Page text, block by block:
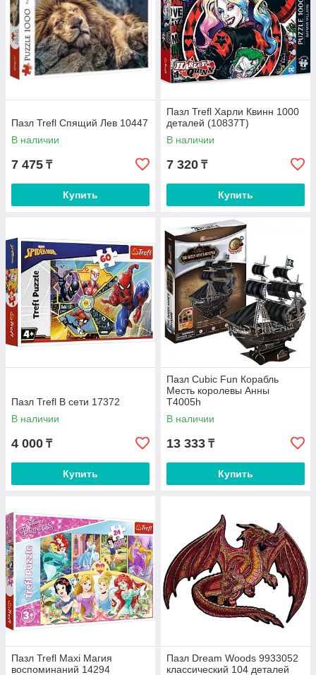
Пазл Trefl Спящий Лев 10447
В наличии
7 475 ₸
Купить
Пазл Trefl Харли Квинн 1000
деталей (10837T)
В наличии
7 320 ₸
Купить
Пазл Trefl В сети 17372
В наличии
4 000 ₸
Купить
Пазл Cubic Fun Корабль
Месть королевы Анны
T4005h
В наличии
13 333 ₸
Купить
Пазл Trefl Maxi Магия
воспоминаний 14294
Пазл Dream Woods 9933052
классический 104 деталей